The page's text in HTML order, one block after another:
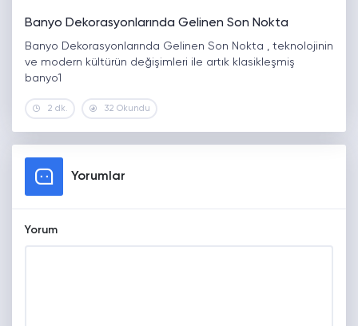
Banyo Dekorasyonlarında Gelinen Son Nokta
Banyo Dekorasyonlarında Gelinen Son Nokta , teknolojinin
ve modern kültürün değişimleri ile artık klasikleşmiş
banyo1
2 dk. 32 Okundu
Yorumlar
Yorum